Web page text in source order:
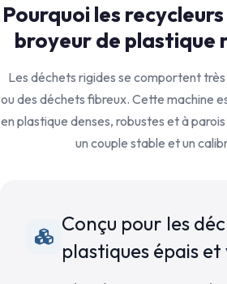
Pourquoi les
broyeur de plastique
Les déchets rigides se comportent
ou des déchets fibreux. Cette machine
en plastique denses, robustes et à
un couple stable et un
Conçu pour les
plastiques épais